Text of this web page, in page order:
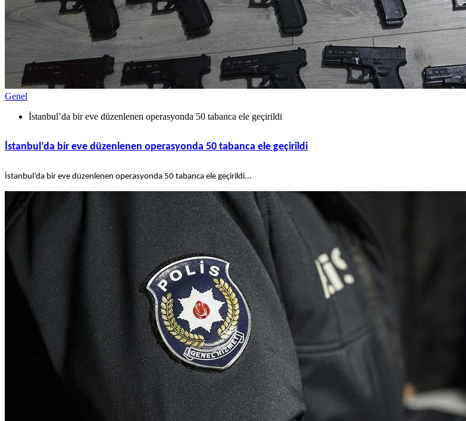
Genel
İstanbul’da bir eve düzenlenen operasyonda 50 tabanca ele geçirildi
İstanbul’da bir eve düzenlenen operasyonda 50 tabanca ele geçirildi
İstanbul’da bir eve düzenlenen operasyonda 50 tabanca ele geçirildi...